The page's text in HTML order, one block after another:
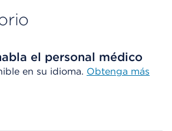
el personal médico
en su idioma. Obtenga más